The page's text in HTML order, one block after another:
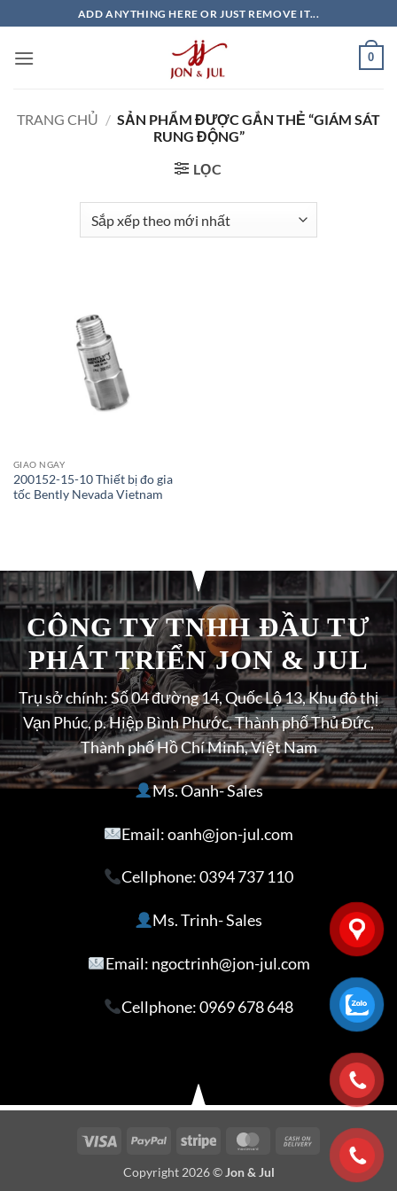
qua
nội
ADD ANYTHING HERE OR JUST REMOVE IT...
0
TRANG CHỦ / SẢN PHẨM ĐƯỢC GẮN THẺ “GIÁM SÁT
RUNG ĐỘNG”
LỌC
GIAO NGAY
200152-15-10 Thiết bị đo gia
tốc Bently Nevada Vietnam
CÔNG TY TNHH ĐẦU TƯ
PHÁT TRIỂN JON & JUL
Trụ sở chính: Số 04 đường 14, Quốc Lộ 13, Khu đô thị
Vạn Phúc, p. Hiệp Bình Phước, Thành phố Thủ Đức,
Thành phố Hồ Chí Minh, Việt Nam
Ms. Oanh- Sales
Email: oanh@jon-jul.com
Cellphone:0394 737 110
Ms. Trinh- Sales
Email: ngoctrinh@jon-jul.com
Cellphone:0969 678 648
Visa PayPal Stripe MasterCardCash
On
Delivery
Copyright 2026 © Jon & Jul